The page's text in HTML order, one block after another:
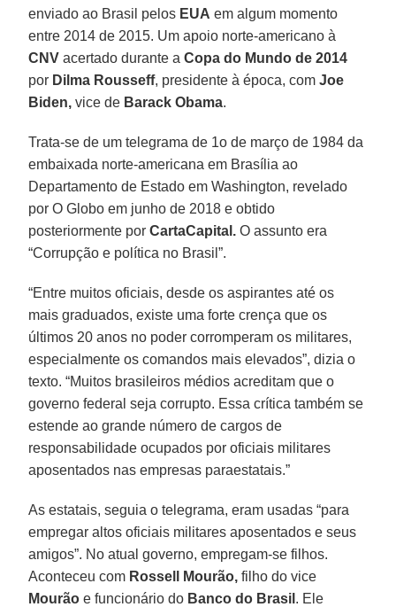
enviado ao Brasil pelos EUA em algum momento
entre 2014 de 2015. Um apoio norte-americano à
CNV acertado durante aCopa do Mundo de 2014
por Dilma Rousseff, presidente à época, comJoe
Biden, vice de Barack Obama.
Trata-se de um telegrama de 1o de março de 1984 da
embaixada norte-americana em Brasília ao
Departamento de Estado em Washington, revelado
por O Globo em junho de 2018 e obtido
posteriormente porCartaCapital. O assunto era
“Corrupção e política no Brasil”.
“Entre muitos oficiais, desde os aspirantes até os
mais graduados, existe uma forte crença que os
últimos 20 anos no poder corromperam os militares,
especialmente os comandos mais elevados”, dizia o
texto. “Muitos brasileiros médios acreditam que o
governo federal seja corrupto. Essa crítica também se
estende ao grande número de cargos de
responsabilidade ocupados por oficiais militares
aposentados nas empresas paraestatais.”
As estatais, seguia o telegrama, eram usadas “para
empregar altos oficiais militares aposentados e seus
amigos”. No atual governo, empregam-se filhos.
Aconteceu com Rossell Mourão, filho do vice
Mourão e funcionário do Banco do Brasil . Ele